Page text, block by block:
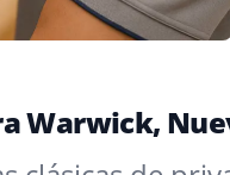
Warwick,